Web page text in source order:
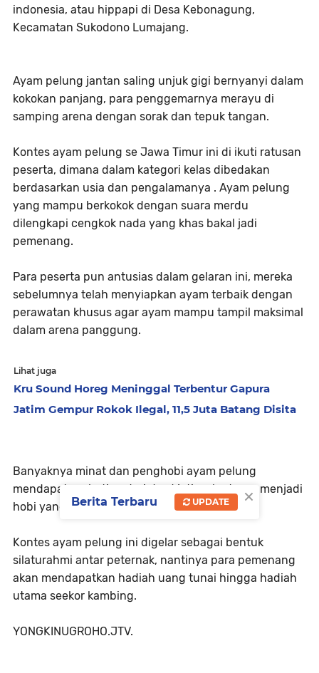
indonesia, atau hippapi di Desa Kebonagung,
Kecamatan Sukodono Lumajang.
Ayam pelung jantan saling unjuk gigi bernyanyi dalam
kokokan panjang, para penggemarnya merayu di
samping arena dengan sorak dan tepuk tangan.
Kontes ayam pelung se Jawa Timur ini di ikuti ratusan
peserta, dimana dalam kategori kelas dibedakan
berdasarkan usia dan pengalamanya . Ayam pelung
yang mampu berkokok dengan suara merdu
dilengkapi cengkok nada yang khas bakal jadi
pemenang.
Para peserta pun antusias dalam gelaran ini, mereka
sebelumnya telah menyiapkan ayam terbaik dengan
perawatan khusus agar ayam mampu tampil maksimal
dalam arena panggung.
Lihat juga
Kru Sound Horeg Meninggal Terbentur Gapura
Jatim Gempur Rokok Ilegal, 11,5 Juta Batang Disita
Banyaknya minat dan penghobi ayam pelung
mendapat perhatian dari dprd jatim , lantaran menjadi
hobi yang positif pada semua kalangan.
Kontes ayam pelung ini digelar sebagai bentuk
silaturahmi antar peternak, nantinya para pemenang
akan mendapatkan hadiah uang tunai hingga hadiah
utama seekor kambing.
YONGKINUGROHO.JTV.
×
Berita Terbaru UPDATE